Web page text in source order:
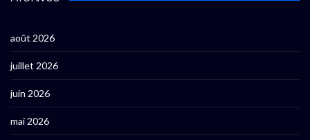
août 2026
juillet 2026
juin 2026
mai 2026